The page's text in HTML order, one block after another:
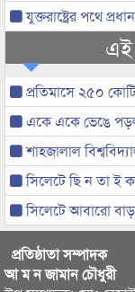
যুক্তরাষ্ট্রের পথে
প্রতিমাসে ২৫০ কোটি
একে একে ভেঙে
শাহজালাল
সিলেটে ছি ন তা ই
সিলেটে আবারো
প্রতিষ্ঠাতা সম্পাদক
আ ম ন জামান চৌধুরী